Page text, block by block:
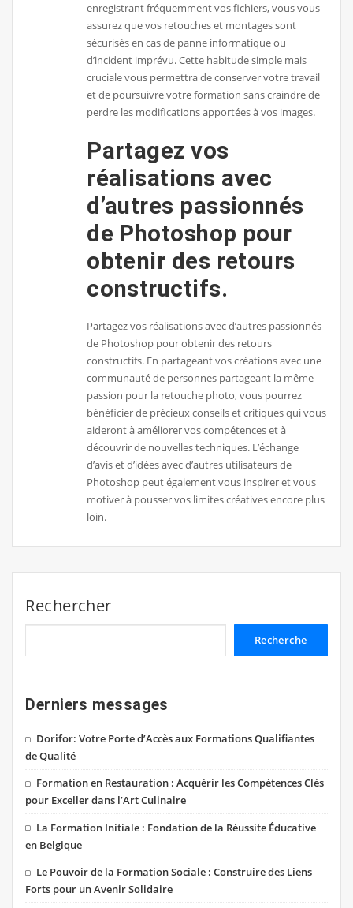
enregistrant fréquemment vos fichiers, vous vous
assurez que vos retouches et montages sont
sécurisés en cas de panne informatique ou
d’incident imprévu. Cette habitude simple mais
cruciale vous permettra de conserver votre travail
et de poursuivre votre formation sans craindre de
perdre les modifications apportées à vos images.
Partagez vos
réalisations avec
d’autres passionnés
de Photoshop pour
obtenir des retours
constructifs.
Partagez vos réalisations avec d’autres passionnés
de Photoshop pour obtenir des retours
constructifs. En partageant vos créations avec une
communauté de personnes partageant la même
passion pour la retouche photo, vous pourrez
bénéficier de précieux conseils et critiques qui vous
aideront à améliorer vos compétences et à
découvrir de nouvelles techniques. L’échange
d’avis et d’idées avec d’autres utilisateurs de
Photoshop peut également vous inspirer et vous
motiver à pousser vos limites créatives encore plus
loin.
Rechercher
Recherche
Derniers messages
Dorifor: Votre Porte d’Accès aux Formations Qualifiantes
de Qualité
Formation en Restauration : Acquérir les Compétences Clés
pour Exceller dans l’Art Culinaire
La Formation Initiale : Fondation de la Réussite Éducative
en Belgique
Le Pouvoir de la Formation Sociale : Construire des Liens
Forts pour un Avenir Solidaire